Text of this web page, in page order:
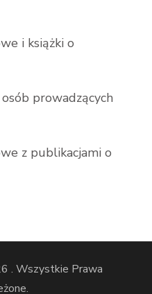
i książki o
prowadzących
z publikacjami o
. Wszystkie Prawa